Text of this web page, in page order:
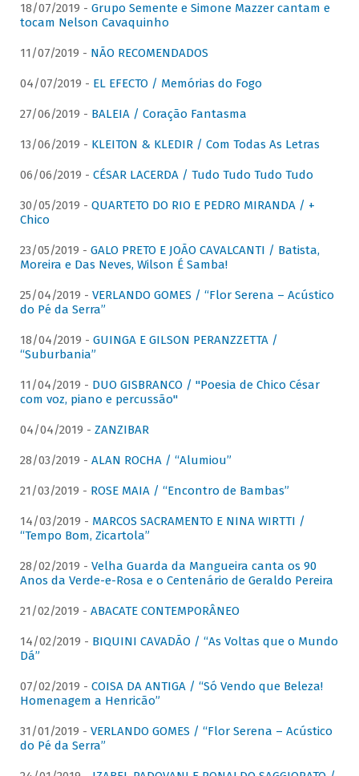
18/07/2019 - Grupo Semente e Simone Mazzer cantam e
tocam Nelson Cavaquinho
11/07/2019 - NÃO RECOMENDADOS
04/07/2019 - EL EFECTO / Memórias do Fogo
27/06/2019 - BALEIA / Coração Fantasma
13/06/2019 - KLEITON & KLEDIR / Com Todas As Letras
06/06/2019 - CÉSAR LACERDA / Tudo Tudo Tudo Tudo
30/05/2019 - QUARTETO DO RIO E PEDRO MIRANDA / +
Chico
23/05/2019 - GALO PRETO E JOÃO CAVALCANTI / Batista,
Moreira e Das Neves, Wilson É Samba!
25/04/2019 - VERLANDO GOMES / “Flor Serena – Acústico
do Pé da Serra”
18/04/2019 - GUINGA E GILSON PERANZZETTA /
“Suburbania”
11/04/2019 - DUO GISBRANCO / "Poesia de Chico César
com voz, piano e percussão"
04/04/2019 - ZANZIBAR
28/03/2019 - ALAN ROCHA / “Alumiou”
21/03/2019 - ROSE MAIA / “Encontro de Bambas”
14/03/2019 - MARCOS SACRAMENTO E NINA WIRTTI /
“Tempo Bom, Zicartola”
28/02/2019 - Velha Guarda da Mangueira canta os 90
Anos da Verde-e-Rosa e o Centenário de Geraldo Pereira
21/02/2019 - ABACATE CONTEMPORÂNEO
14/02/2019 - BIQUINI CAVADÃO / “As Voltas que o Mundo
Dá”
07/02/2019 - COISA DA ANTIGA / “Só Vendo que Beleza!
Homenagem a Henricão”
31/01/2019 - VERLANDO GOMES / “Flor Serena – Acústico
do Pé da Serra”